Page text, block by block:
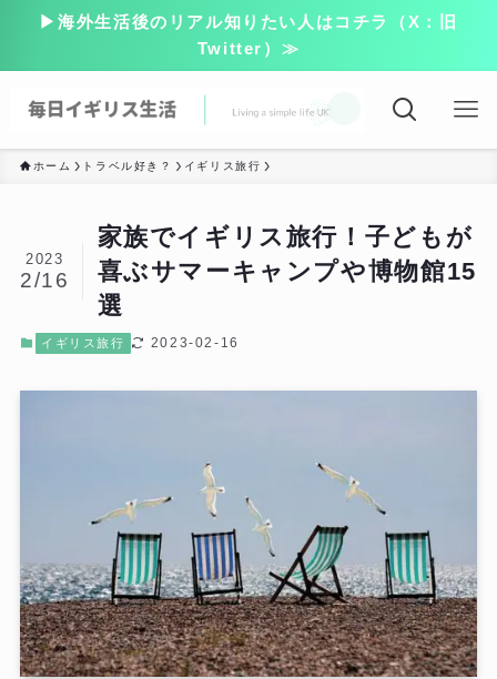
▶海外生活後のリアル知りたい人はコチラ（X：旧
Twitter）≫
ホーム トラベル好き？ イギリス旅行
家族でイギリス旅行！子どもが
喜ぶサマーキャンプや博物館15
選
2023
2/16
イギリス旅行 2023-02-16